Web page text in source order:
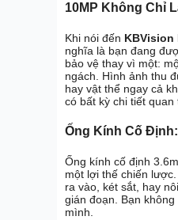
10MP Không Chỉ
Khi nói đến KBVision
nghĩa là bạn đang
bảo vệ thay vì một:
ngách. Hình ảnh thu
hay vật thể ngay cả
có bất kỳ chi tiết quan
Ống Kính Cố
Ống kính cố định
một lợi thế chiến
ra vào, két sắt, hay
gián đoạn. Bạn
mình.